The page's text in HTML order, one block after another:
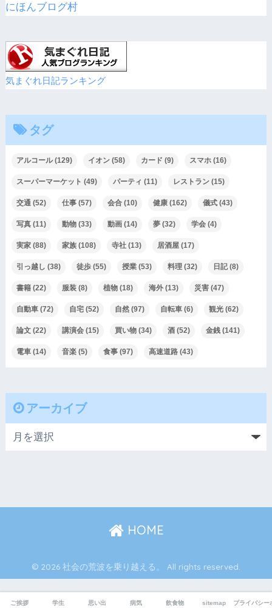
にほんブログ村
気まぐれ日記ランキング
タグ
アルコール(129) イオン(58) カード (9) スマホ(16)
スーパーマーケット (49) パーティ (11) レストラン(15)
交通 (52) 仕事(57) 会合(10) 健康(162) 儀式(43)
写真(11) 動物(33) 動画(14) 夢(32) 学会(4)
実家(88) 家族(108) 寺社(13) 居酒屋(17)
引っ越し (38) 徒歩(55) 授業(53) 料理(32) 日記(8)
書籍(22) 服装(8) 植物(18) 海外(13) 災害(47)
自動車(72) 自宅(52) 自然(97) 自転車(6) 観光(62)
論文(22) 講演会(15) 買い物(34) 酒(52) 金銭(141)
電車(14) 音楽(5) 食事(97) 高速道路(43)
アーカイブ
HOME
© 2026 社会の荒波を乗り越える。 All rights reserved.
ご挨拶 学生 思い出 病気 飲食物 sitemap プライバシー